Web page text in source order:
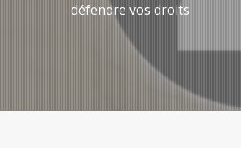
défendre vos droits